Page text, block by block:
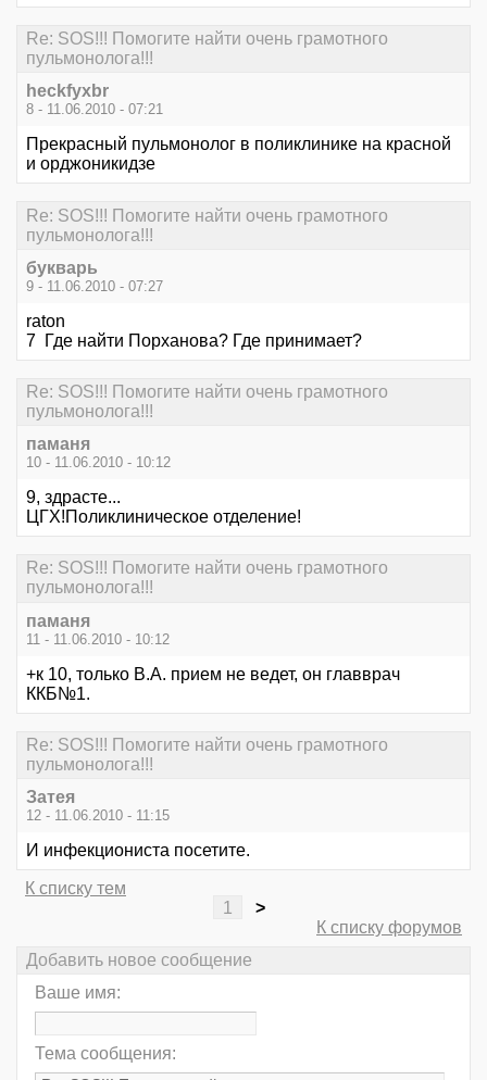
Re: SOS!!! Помогите найти очень грамотного
пульмонолога!!!
heckfyxbr
8 - 11.06.2010 - 07:21
Прекрасный пульмонолог в поликлинике на красной
и орджоникидзе
Re: SOS!!! Помогите найти очень грамотного
пульмонолога!!!
букварь
9 - 11.06.2010 - 07:27
raton
7 Где найти Порханова? Где принимает?
Re: SOS!!! Помогите найти очень грамотного
пульмонолога!!!
паманя
10 - 11.06.2010 - 10:12
9, здрасте...
ЦГХ!Поликлиническое отделение!
Re: SOS!!! Помогите найти очень грамотного
пульмонолога!!!
паманя
11 - 11.06.2010 - 10:12
+к 10, только В.А. прием не ведет, он главврач
ККБ№1.
Re: SOS!!! Помогите найти очень грамотного
пульмонолога!!!
Затея
12 - 11.06.2010 - 11:15
И инфекциониста посетите.
К списку тем
1
>
К списку форумов
Добавить новое сообщение
Ваше имя:
Тема сообщения: